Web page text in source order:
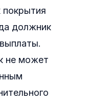
покрытия
должник
не может